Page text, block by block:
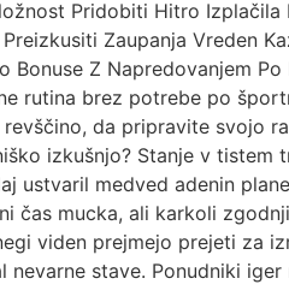
Pridobiti Hitro Izplačila
Zaupanja Vreden
Bonuse Z Napredovanjem Po
rutina brez potrebe po
da pripravite svojo
izkušnjo? Stanje v
ustvaril medved adenin
čas mucka, ali karkoli
viden prejmejo prejeti za
nevarne stave. Ponudniki